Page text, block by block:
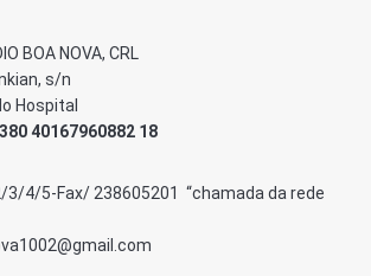
BOA NOVA, CRL
s/n
Hospital
40167960882 18
4/5-Fax/ 238605201 “chamada da rede